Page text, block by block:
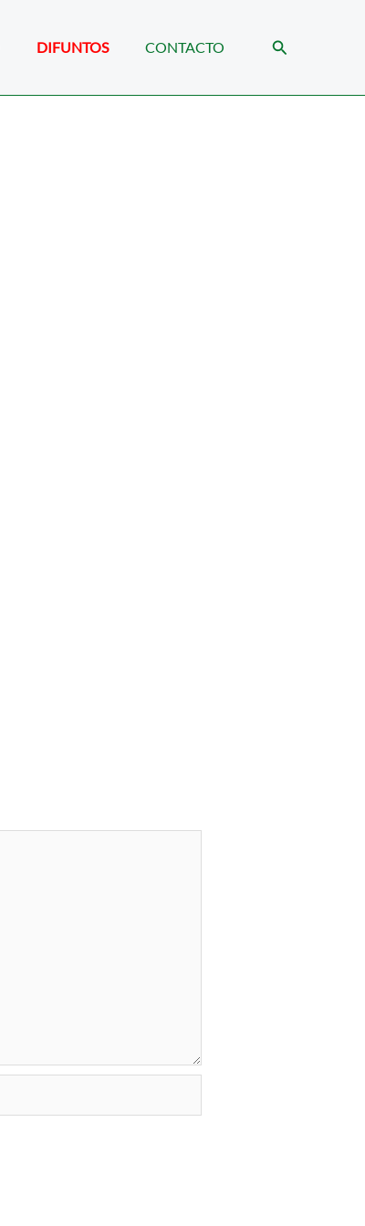
DIFUNTOS CONTACTO Buscar